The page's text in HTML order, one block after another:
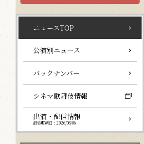
ニュースTOP
公演別ニュース
バックナンバー
シネマ歌舞伎情報
出演・配信情報
最終更新日：2026/08/06